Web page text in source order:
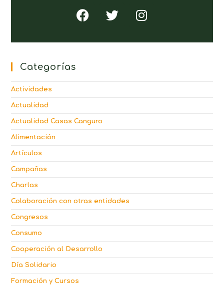
Categorías
Actividades
Actualidad
Actualidad Casas Canguro
Alimentación
Artículos
Campañas
Charlas
Colaboración con otras entidades
Congresos
Consumo
Cooperación al Desarrollo
Día Solidario
Formación y Cursos